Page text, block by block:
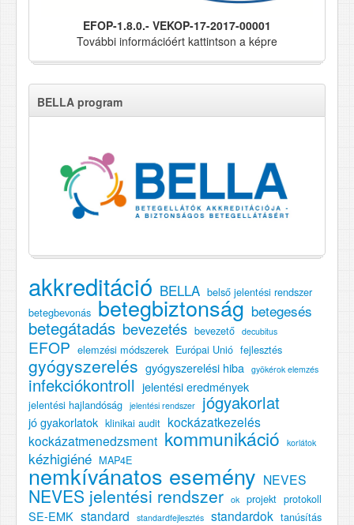
EFOP-1.8.0.- VEKOP-17-2017-00001
További információért kattintson a képre
BELLA program
akkreditáció BELLA belső jelentési rendszer
betegbevonás betegbiztonság betegesés
betegátadás bevezetés bevezető decubitus
EFOP elemzési módszerek Európai Unió fejlesztés
gyógyszerelés gyógyszerelési hiba gyökérok elemzés
infekciókontroll jelentési eredmények
jelentési hajlandóság jelentési rendszer jógyakorlat
jó gyakorlatok klinikai audit kockázatkezelés
kockázatmenedzsment kommunikáció korlátok
kézhigiéné MAP4E
nemkívánatos esemény NEVES
NEVES jelentési rendszer ok projekt protokoll
SE-EMK standard standardfejlesztés standardok tanúsítás